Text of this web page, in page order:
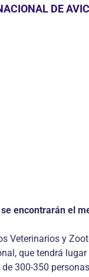
DE
encontrarán el
Veterinarios y
que tendrá
300-350